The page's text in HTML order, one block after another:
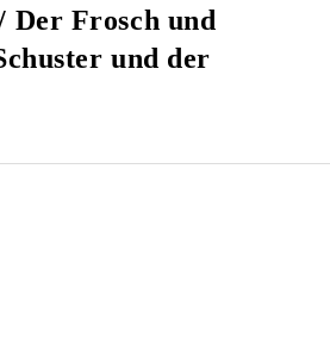
Der Frosch und
und der